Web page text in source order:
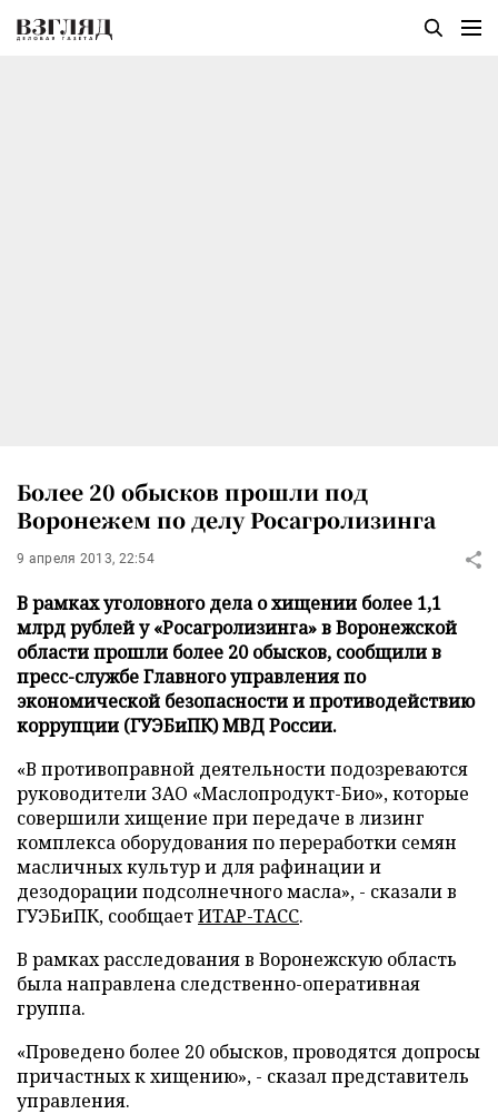
Более 20 обысков прошли под
Воронежем по делу Росагролизинга
9 апреля 2013, 22:54
В рамках уголовного дела о хищении более 1,1
млрд рублей у «Росагролизинга» в Воронежской
области прошли более 20 обысков, сообщили в
пресс-службе Главного управления по
экономической безопасности и противодействию
коррупции (ГУЭБиПК) МВД России.
«В противоправной деятельности подозреваются
руководители ЗАО «Маслопродукт-Био», которые
совершили хищение при передаче в лизинг
комплекса оборудования по переработки семян
масличных культур и для рафинации и
дезодорации подсолнечного масла», - сказали в
ГУЭБиПК, сообщаетИТАР-ТАСС.
В рамках расследования в Воронежскую область
была направлена следственно-оперативная
группа.
«Проведено более 20 обысков, проводятся допросы
причастных к хищению», - сказал представитель
управления.